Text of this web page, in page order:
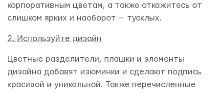
корпоративным цветам, а также откажитесь от
слишком ярких и наоборот — тусклых.
2. Используйте дизайн
Цветные разделители, плашки и элементы
дизайна добавят изюминки и сделают подпись
красивой и уникальной. Также перечисленные